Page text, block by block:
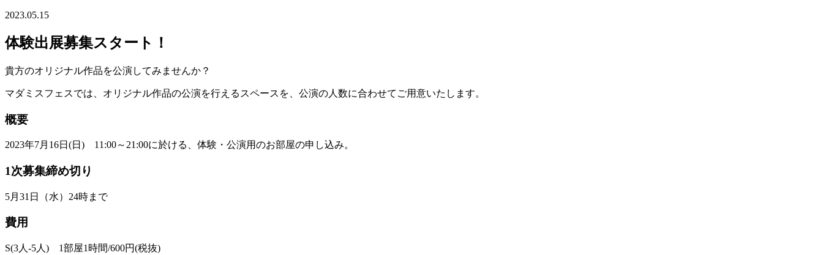
2023.05.15
体験出展募集スタート！
貴方のオリジナル作品を公演してみませんか？
マダミスフェスでは、オリジナル作品の公演を行えるスペースを、公演の人数に合わせてご用意いたします。
概要
2023年7月16日(日) 11:00～21:00に於ける、体験・公演用のお部屋の申し込み。
1次募集締め切り
5月31日（水）24時まで
費用
S(3人-5人) 1部屋1時間/600円(税抜)